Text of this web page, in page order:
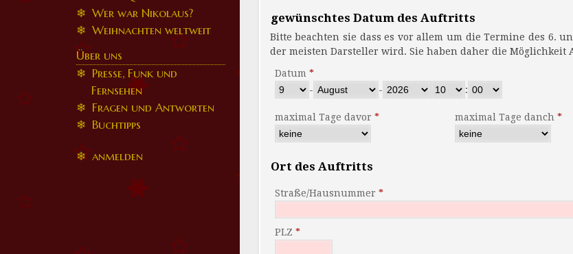
Wer war Nikolaus?
Weihnachten weltweit
Über uns
Presse, Funk und
Fernsehen
Fragen und Antworten
Buchtipps
anmelden
gewünschtes Datum des Auftritts
Bitte beachten sie dass es vor allem um die Termine des 6. und 24. Dezember schnell eng im
der meisten Darsteller wird. Sie haben daher
Datum
-
- :
maximal Tage davor maximal Tage danch
Ort des Auftritts
Straße/Hausnummer
PLZ